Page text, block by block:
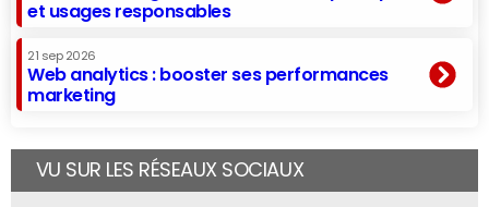
et usages responsables
21 sep 2026
Web analytics : booster ses performances
marketing
VU SUR LES RÉSEAUX SOCIAUX